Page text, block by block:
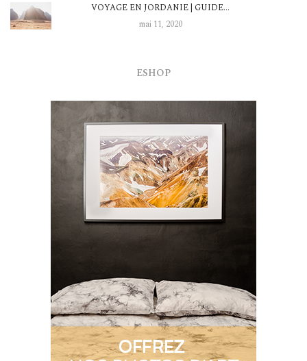
VOYAGE EN JORDANIE | GUIDE…
mai 11, 2020
ESHOP